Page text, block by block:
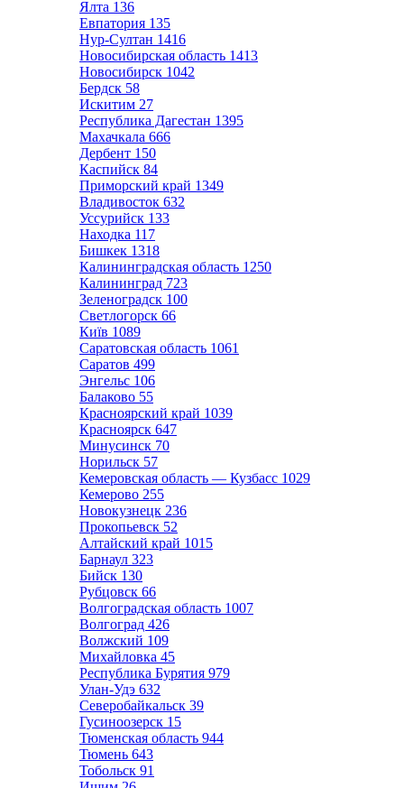
Ялта 136
Евпатория 135
Нур-Султан 1416
Новосибирская область 1413
Новосибирск 1042
Бердск 58
Искитим 27
Республика Дагестан 1395
Махачкала 666
Дербент 150
Каспийск 84
Приморский край 1349
Владивосток 632
Уссурийск 133
Находка 117
Бишкек 1318
Калининградская область 1250
Калининград 723
Зеленоградск 100
Светлогорск 66
Київ 1089
Саратовская область 1061
Саратов 499
Энгельс 106
Балаково 55
Красноярский край 1039
Красноярск 647
Минусинск 70
Норильск 57
Кемеровская область — Кузбасс 1029
Кемерово 255
Новокузнецк 236
Прокопьевск 52
Алтайский край 1015
Барнаул 323
Бийск 130
Рубцовск 66
Волгоградская область 1007
Волгоград 426
Волжский 109
Михайловка 45
Республика Бурятия 979
Улан-Удэ 632
Северобайкальск 39
Гусиноозерск 15
Тюменская область 944
Тюмень 643
Тобольск 91